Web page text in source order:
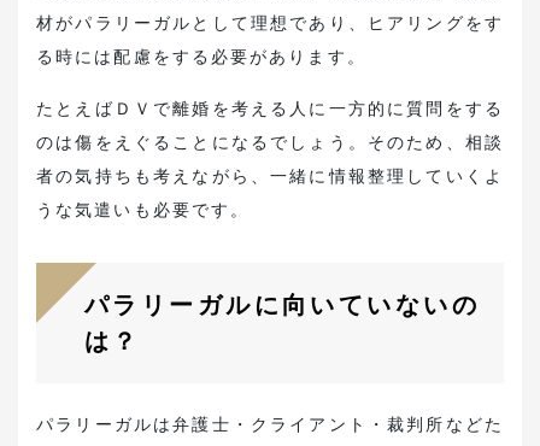
材がパラリーガルとして理想であり、ヒアリングをす
る時には配慮をする必要があります。
たとえばＤＶで離婚を考える人に一方的に質問をする
のは傷をえぐることになるでしょう。そのため、相談
者の気持ちも考えながら、一緒に情報整理していくよ
うな気遣いも必要です。
パラリーガルに向いていないの
は？
パラリーガルは弁護士・クライアント・裁判所などた